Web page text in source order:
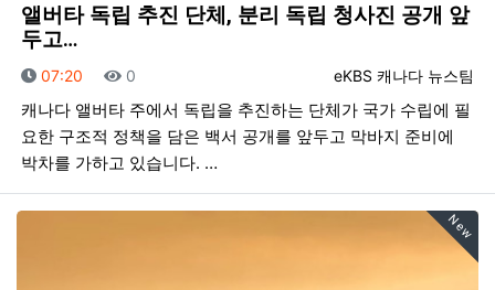
앨버타 독립 추진 단체, 분리 독립 청사진 공개 앞
두고…
등록자
eKBS 캐나다 뉴스팀
등록일
07:20 조회
0
캐나다 앨버타 주에서 독립을 추진하는 단체가 국가 수립에 필
요한 구조적 정책을 담은 백서 공개를 앞두고 막바지 준비에
박차를 가하고 있습니다. …
New